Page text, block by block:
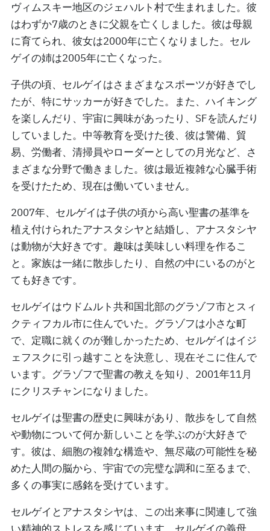
ヴィムスキー地区のジェハルト村で生まれました。彼
はわずか7歳のときに父親を亡くしました。彼は母親
に育てられ、彼女は2000年に亡くなりました。セル
ゲイの姉は2005年に亡くなった。
子供の頃、セルゲイはさまざまなスポーツが好きでし
たが、特にサッカーが好きでした。また、ハイキング
を楽しんだり、宇宙に興味があったり、SFを読んだり
していました。中等教育を受けた後、彼は警備、貿
易、労働者、清掃員やローダーとしての月光など、さ
まざまな分野で働きました。彼は最近複雑な心臓手術
を受けたため、現在は働いていません。
2007年、セルゲイは子供の頃から高い聖書の基準を
植え付けられたアナスタシヤと結婚し、アナスタシヤ
は動物が大好きです。趣味は美味しい料理を作るこ
と。家族は一緒に散歩したり、自然の中にいるのがと
ても好きです。
セルゲイはウドムルト共和国北部のグラゾフ市とスィ
クティフカル市に住んでいた。グラゾフは小さな町
で、定職に就くのが難しかったため、セルゲイはイジ
ェフスクに引っ越すことを決意し、現在そこに住んで
います。グラゾフで聖書の教えを知り、2001年11月
にクリスチャンになりました。
セルゲイは聖書の歴史に興味があり、散歩をして自然
や動物について何か新しいことを学ぶのが大好きで
す。彼は、細胞の複雑な構造や、無尽蔵の可能性を秘
めた人間の脳から、宇宙での完璧な調和に至るまで、
多くの事実に感銘を受けています。
セルゲイとアナスタシヤは、この出来事に関連して強